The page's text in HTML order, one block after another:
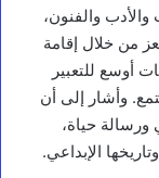
والفنون،
من خلال إقامة
أوسع للتعبير
وأشار إلى أن
ورسالة حياة،
الإبداعي.